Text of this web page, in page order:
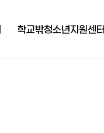
학교밖청소년지원센터